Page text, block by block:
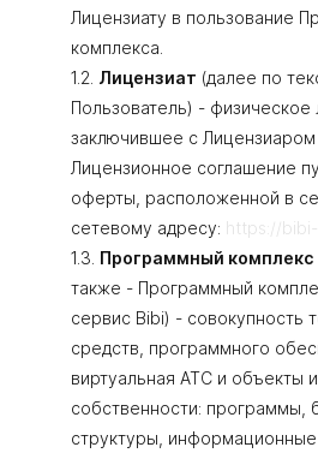
Лицензиату в пользование
комплекса.
1.2. Лицензиат (далее по
Пользователь) - физическое
заключившее с
Лицензионное соглашение
оферты, расположенной в
сетевому адресу: https://
1.3. Программный комплекс
также - Программный
сервис Bibi) - совокупность
средств, программного
виртуальная АТС и объекты
собственности: программы,
структуры, информационные